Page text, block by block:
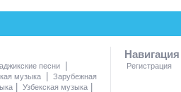
песни
музыка
Зарубежная
Узбекская музыка
Навигация
Регистрация